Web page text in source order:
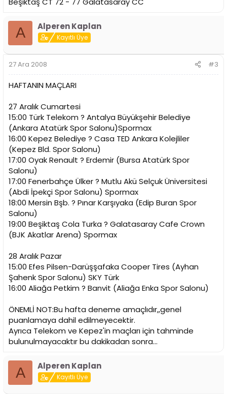
A Alperen Kaplan
Kayıtlı Üye
27 Ara 2008 #3
HAFTANIN MAÇLARI
27 Aralık Cumartesi
15:00 Türk Telekom ? Antalya Büyükşehir Belediye
(Ankara Atatürk Spor Salonu)Spormax
16:00 Kepez Belediye ? Casa TED Ankara Kolejliler
(Kepez Bld. Spor Salonu)
17:00 Oyak Renault ? Erdemir (Bursa Atatürk Spor
Salonu)
17:00 Fenerbahçe Ülker ? Mutlu Akü Selçuk Üniversitesi
(Abdi İpekçi Spor Salonu) Spormax
18:00 Mersin Bşb. ? Pınar Karşıyaka (Edip Buran Spor
Salonu)
19:00 Beşiktaş Cola Turka ? Galatasaray Cafe Crown
(BJK Akatlar Arena) Spormax
28 Aralık Pazar
15:00 Efes Pilsen-Darüşşafaka Cooper Tires (Ayhan
Şahenk Spor Salonu) SKY Türk
16:00 Aliağa Petkim ? Banvit (Aliağa Enka Spor Salonu)
ÖNEMLİ NOT:Bu hafta deneme amaçlıdır,,genel
puanlamaya dahil edilmeyecektir.
Ayrıca Telekom ve Kepez'in maçları için tahminde
bulunulmayacaktır bu dakikadan sonra...
A Alperen Kaplan
Kayıtlı Üye